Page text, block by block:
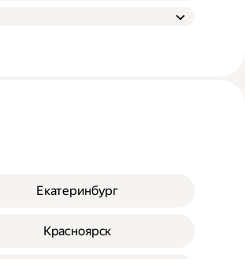
Екатеринбург
Красноярск